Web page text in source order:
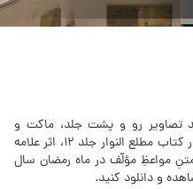
تصاویر رو و پشت جلد، ماکت و
عکس‌های به کار رفته در کتاب مطلع النوار جلد 12‏، اثر علامه
مواعظِ مؤلّف در ماه رمضان سال